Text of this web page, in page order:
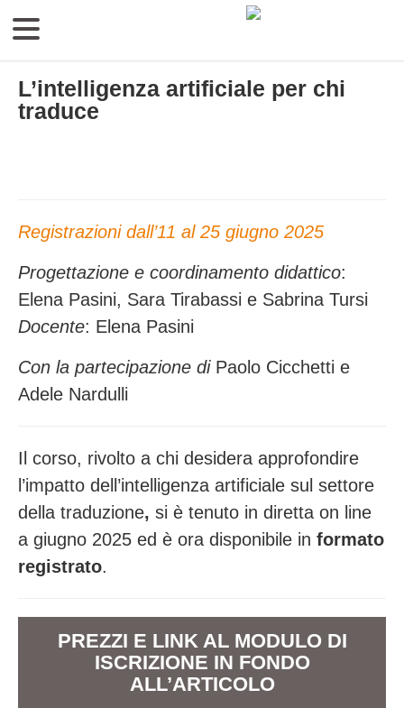
L’intelligenza artificiale per chi
traduce
Registrazioni dall’11 al 25 giugno 2025
Progettazione e coordinamento didattico:
Elena Pasini, Sara Tirabassi e Sabrina Tursi
Docente: Elena Pasini
Con la partecipazione di Paolo Cicchetti e
Adele Nardulli
Il corso, rivolto a chi desidera approfondire
l’impatto dell’intelligenza artificiale sul settore
della traduzione, si è tenuto in diretta on line
a giugno 2025 ed è ora disponibile in formato
registrato.
PREZZI E LINK AL MODULO DI
ISCRIZIONE IN FONDO
ALL’ARTICOLO